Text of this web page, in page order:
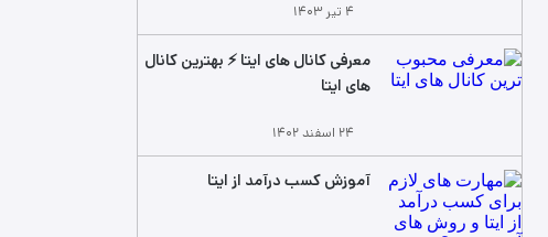
۴ تیر ۱۴۰۳
معرفی کانال های ایتا ⚡ بهترین کانال
های ایتا
۲۴ اسفند ۱۴۰۲
آموزش کسب درآمد از ایتا